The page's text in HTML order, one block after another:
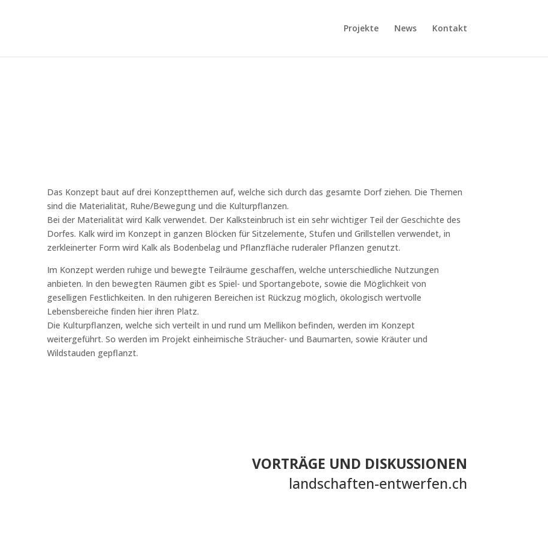
Projekte News Kontakt
Das Konzept baut auf drei Konzeptthemen auf, welche sich durch das gesamte Dorf ziehen. Die Themen
sind die Materialität, Ruhe/Bewegung und die Kulturpflanzen.
Bei der Materialität wird Kalk verwendet. Der Kalksteinbruch ist ein sehr wichtiger Teil der Geschichte des
Dorfes. Kalk wird im Konzept in ganzen Blöcken für Sitzelemente, Stufen und Grillstellen verwendet, in
zerkleinerter Form wird Kalk als Bodenbelag und Pflanzfläche ruderaler Pflanzen genutzt.
Im Konzept werden ruhige und bewegte Teilräume geschaffen, welche unterschiedliche Nutzungen
anbieten. In den bewegten Räumen gibt es Spiel- und Sportangebote, sowie die Möglichkeit von
geselligen Festlichkeiten. In den ruhigeren Bereichen ist Rückzug möglich, ökologisch wertvolle
Lebensbereiche finden hier ihren Platz.
Die Kulturpflanzen, welche sich verteilt in und rund um Mellikon befinden, werden im Konzept
weitergeführt. So werden im Projekt einheimische Sträucher- und Baumarten, sowie Kräuter und
Wildstauden gepflanzt.
VORTRÄGE UND DISKUSSIONEN
landschaften-entwerfen.ch